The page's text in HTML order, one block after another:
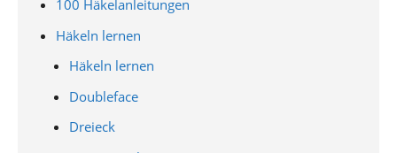
100 Häkelanleitungen
Häkeln lernen
Häkeln lernen
Doubleface
Dreieck